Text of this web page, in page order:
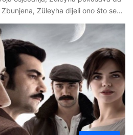
Züleyha dijeli ono što se…